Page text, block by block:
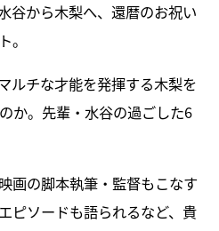
谷から木梨へ、還暦のお祝い
。
ルチな才能を発揮する木梨を
か。先輩・水谷の過ごした6
画の脚本執筆・監督もこなす
ピソードも語られるなど、貴